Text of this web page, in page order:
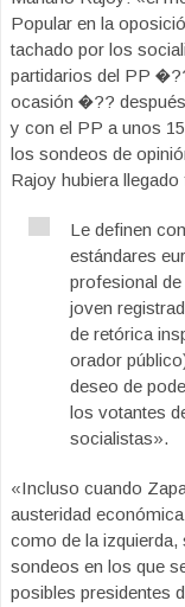
Popular en la
tachado por los
partidarios del PP
ocasión �??
y con el PP a unos
los sondeos de
Rajoy hubiera llegado
Le definen
estándares
profesional
joven
de retórica
orador
deseo de
los votantes
socialistas».
«Incluso cuando
austeridad
como de la
sondeos en los que
posibles presidentes